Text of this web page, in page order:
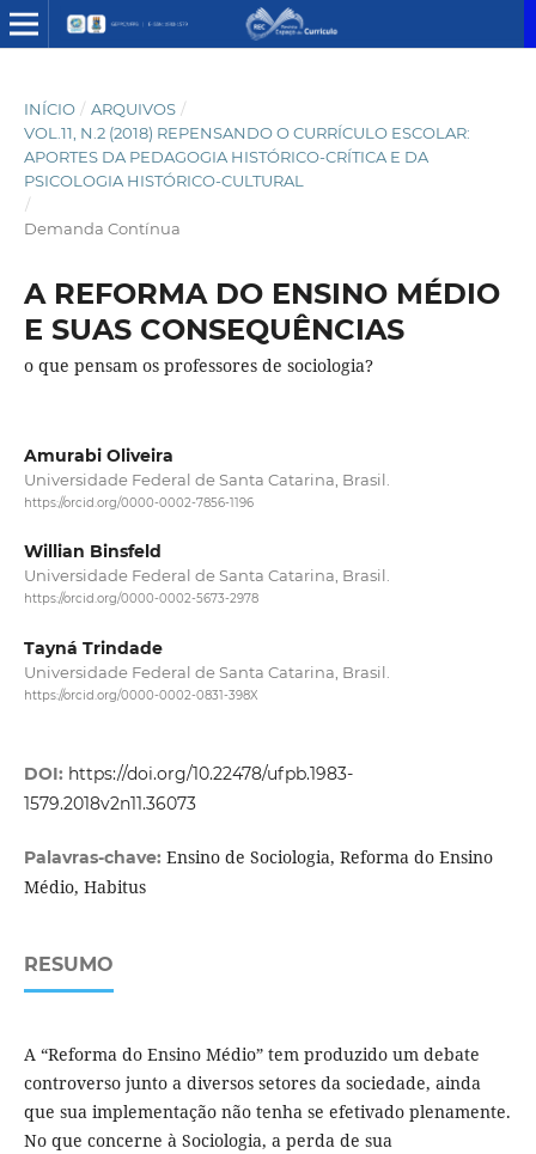
INÍCIO / ARQUIVOS /
VOL.11, N.2 (2018) REPENSANDO O CURRÍCULO ESCOLAR:
APORTES DA PEDAGOGIA HISTÓRICO-CRÍTICA E DA
PSICOLOGIA HISTÓRICO-CULTURAL
/
Demanda Contínua
A REFORMA DO ENSINO MÉDIO
E SUAS CONSEQUÊNCIAS
o que pensam os professores de sociologia?
Amurabi Oliveira
Universidade Federal de Santa Catarina, Brasil.
https://orcid.org/0000-0002-7856-1196
Willian Binsfeld
Universidade Federal de Santa Catarina, Brasil.
https://orcid.org/0000-0002-5673-2978
Tayná Trindade
Universidade Federal de Santa Catarina, Brasil.
https://orcid.org/0000-0002-0831-398X
DOI: https://doi.org/10.22478/ufpb.1983-
1579.2018v2n11.36073
Palavras-chave: Ensino de Sociologia, Reforma do Ensino
Médio, Habitus
RESUMO
A “Reforma do Ensino Médio” tem produzido um debate
controverso junto a diversos setores da sociedade, ainda
que sua implementação não tenha se efetivado plenamente.
No que concerne à Sociologia, a perda de sua